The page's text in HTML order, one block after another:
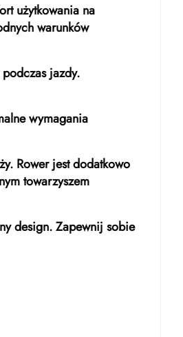
użytkowania na
warunków
jazdy.
wymagania
Rower jest dodatkowo
towarzyszem
design. Zapewnij sobie